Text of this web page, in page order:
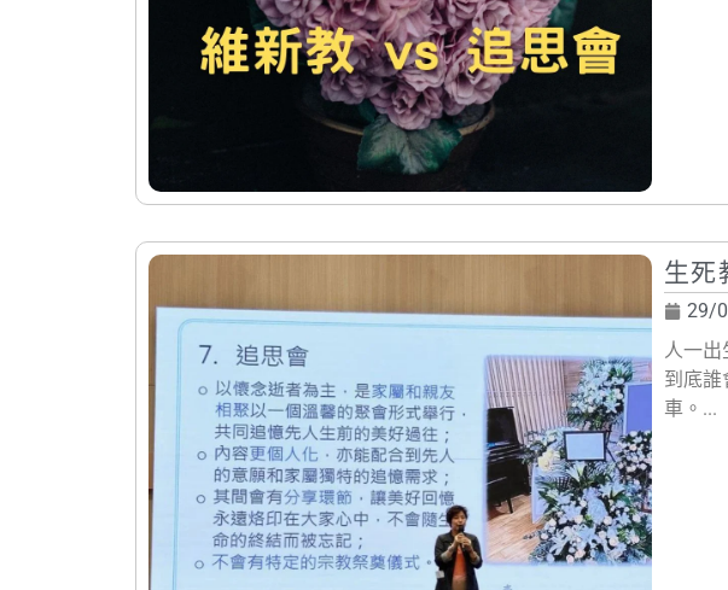
生死
29/
人一出
到底誰
車。...